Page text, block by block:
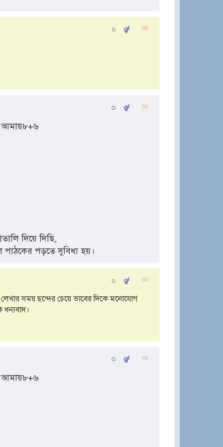
০
০
আমায়৮+৬
দিয়ে দিছি,
পড়তে সুবিধা হয়।
০
সময় ছন্দের চেয়ে ভাবের দিকে মনোযোগ
০
আমায়৮+৬